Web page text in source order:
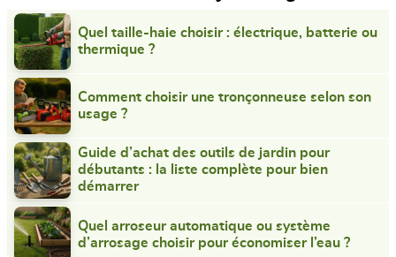
Quel taille-haie choisir : électrique, batterie ou
thermique ?
Comment choisir une tronçonneuse selon son
usage ?
Guide d’achat des outils de jardin pour
débutants : la liste complète pour bien
démarrer
Quel arroseur automatique ou système
d’arrosage choisir pour économiser l’eau ?